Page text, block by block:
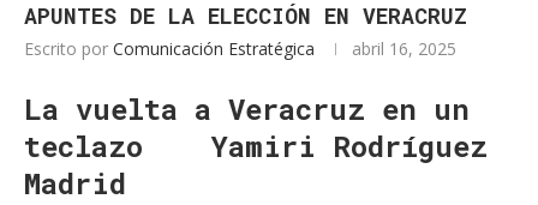
APUNTES DE LA ELECCIÓN EN VERACRUZ
Escrito por Comunicación Estratégica abril 16, 2025
La vuelta a Veracruz en un
teclazo Yamiri Rodríguez
Madrid